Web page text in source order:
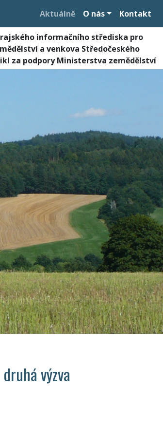
Aktuálně O nás Kontakt
informačního střediska pro
a venkova Středočeského
za podpory Ministerstva zemědělství
výzva